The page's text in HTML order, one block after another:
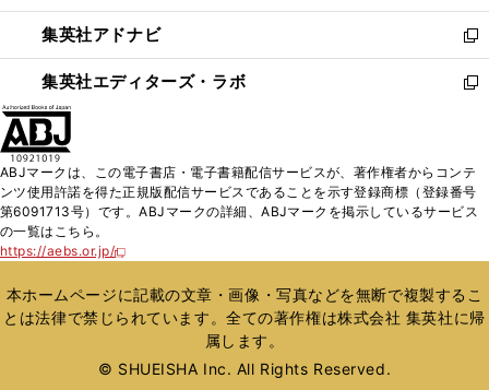
開
く
ウ
で
開
く
ン
ド
ウ
で
ウ
ィ
ン
ド
く
集英社アドナビ
新
し
い
ド
ウ
で
集英社エディターズ・ラボ
新
ィ
ン
開
く
ABJマークは、この電子書店・電子書籍配信サービスが、著作権者からコンテ
ンツ使用許諾を得た正規版配信サービスであることを示す登録商標（登録番号
第6091713号）です。ABJマークの詳細、ABJマークを掲示しているサービス
の一覧はこちら。
https://aebs.or.jp/
新
い
ウ
ィ
ウ
本ホームページに記載の文章・画像・写真などを無断で複製するこ
とは法律で禁じられています。全ての著作権は株式会社 集英社に帰
属します。
© SHUEISHA Inc. All Rights Reserved.